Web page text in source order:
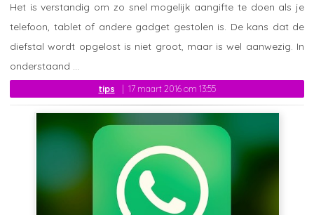
tips 17 maart 2016 om 13:55
Het is verstandig om zo snel mogelijk aangifte te doen als je
telefoon, tablet of andere gadget gestolen is. De kans dat de
diefstal wordt opgelost is niet groot, maar is wel aanwezig. In
onderstaand ...